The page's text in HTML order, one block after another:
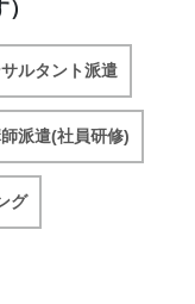
ルタント派遣
派遣(社員研修)
グ